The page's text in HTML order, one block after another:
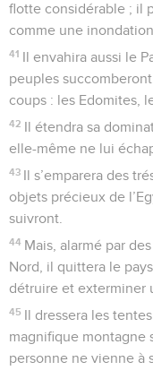
flotte considérable ; il
comme une
41 Il envahira aussi le
peuples
coups : les Edomites,
42 Il étendra sa
elle-même ne lui
43 Il s’emparera des
objets précieux de
suivront.
44 Mais, alarmé par
Nord, il quittera le
détruire et exterminer
45 Il dressera les
magnifique montagne
personne ne vienne à